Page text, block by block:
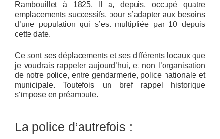
Rambouillet à 1825. Il a, depuis, occupé quatre
emplacements successifs, pour s’adapter aux besoins
d’une population qui s’est multipliée par 10 depuis
cette date.
Ce sont ses déplacements et ses différents locaux que
je voudrais rappeler aujourd’hui, et non l’organisation
de notre police, entre gendarmerie, police nationale et
municipale. Toutefois un bref rappel historique
s’impose en préambule.
La police d’autrefois :